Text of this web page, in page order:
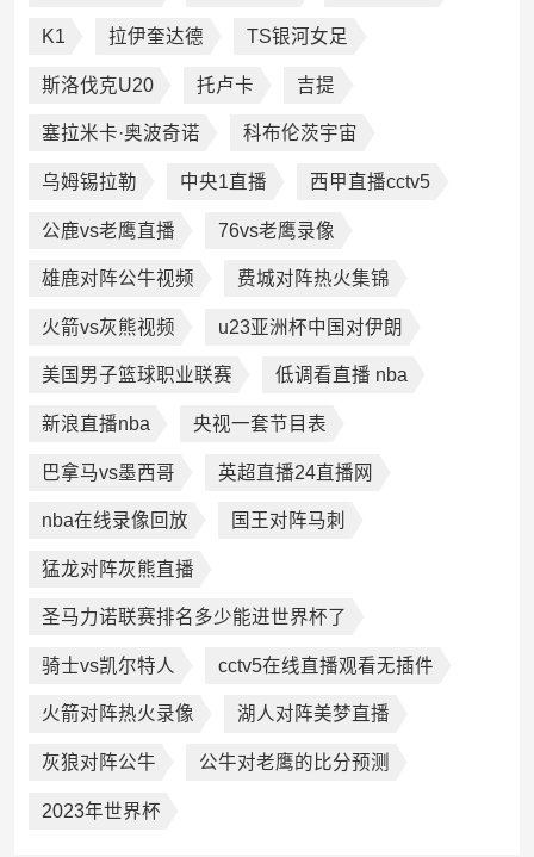
K1 拉伊奎达德 TS银河女足
斯洛伐克U20 托卢卡 吉提
塞拉米卡·奥波奇诺 科布伦茨宇宙
乌姆锡拉勒 中央1直播 西甲直播cctv5
公鹿vs老鹰直播 76vs老鹰录像
雄鹿对阵公牛视频 费城对阵热火集锦
火箭vs灰熊视频 u23亚洲杯中国对伊朗
美国男子篮球职业联赛 低调看直播 nba
新浪直播nba 央视一套节目表
巴拿马vs墨西哥 英超直播24直播网
nba在线录像回放 国王对阵马刺
猛龙对阵灰熊直播
圣马力诺联赛排名多少能进世界杯了
骑士vs凯尔特人 cctv5在线直播观看无插件
火箭对阵热火录像 湖人对阵美梦直播
灰狼对阵公牛 公牛对老鹰的比分预测
2023年世界杯